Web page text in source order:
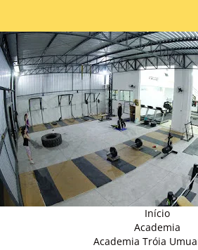
Início
Academia
Academia Tróia